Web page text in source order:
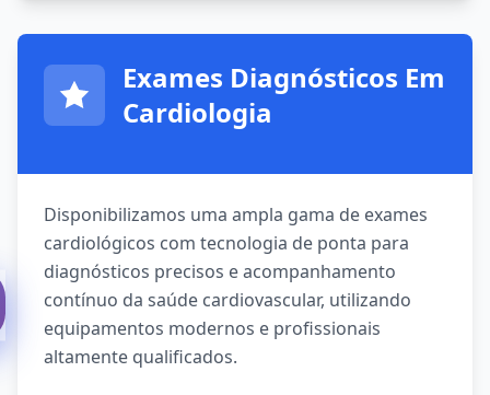
Exames Diagnósticos Em
Cardiologia
Disponibilizamos uma ampla gama de exames
cardiológicos com tecnologia de ponta para
diagnósticos precisos e acompanhamento
contínuo da saúde cardiovascular, utilizando
equipamentos modernos e profissionais
altamente qualificados.